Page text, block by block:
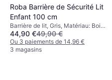
Roba Barrière de Sécurité Lit
Enfant 100 cm
Barrière de lit, Gris, Matériau: Bois,
Hêtre
44,90 €49,90 €
Ou 3 paiements de 14,96 €
3 magasins